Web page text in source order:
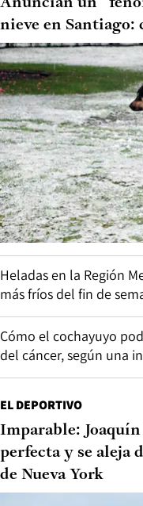
Anuncian un
nieve en Santiago:
Heladas en la Región
más fríos del fin de
Cómo el cochayuyo
del cáncer, según una
EL DEPORTIVO
Imparable:
perfecta y se aleja
de Nueva York